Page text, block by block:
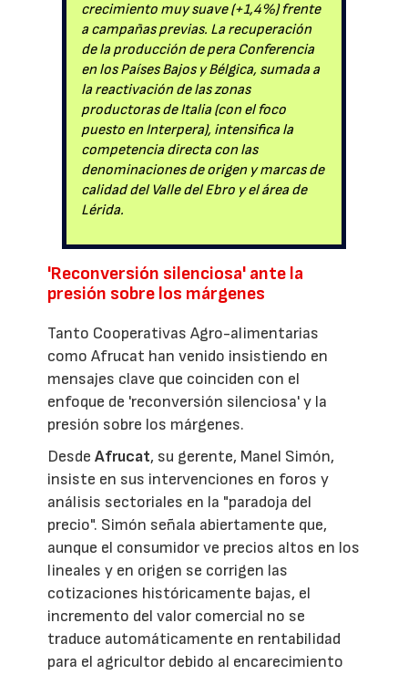
crecimiento muy suave (+1,4%) frente
a campañas previas. La recuperación
de la producción de pera Conferencia
en los Países Bajos y Bélgica, sumada a
la reactivación de las zonas
productoras de Italia (con el foco
puesto en Interpera), intensifica la
competencia directa con las
denominaciones de origen y marcas de
calidad del Valle del Ebro y el área de
Lérida.
'Reconversión silenciosa' ante la
presión sobre los márgenes
Tanto Cooperativas Agro-alimentarias
como Afrucat han venido insistiendo en
mensajes clave que coinciden con el
enfoque de 'reconversión silenciosa' y la
presión sobre los márgenes.
DesdeAfrucat, su gerente, Manel Simón,
insiste en sus intervenciones en foros y
análisis sectoriales en la "paradoja del
precio". Simón señala abiertamente que,
aunque el consumidor ve precios altos en los
lineales y en origen se corrigen las
cotizaciones históricamente bajas, el
incremento del valor comercial no se
traduce automáticamente en rentabilidad
para el agricultor debido al encarecimiento